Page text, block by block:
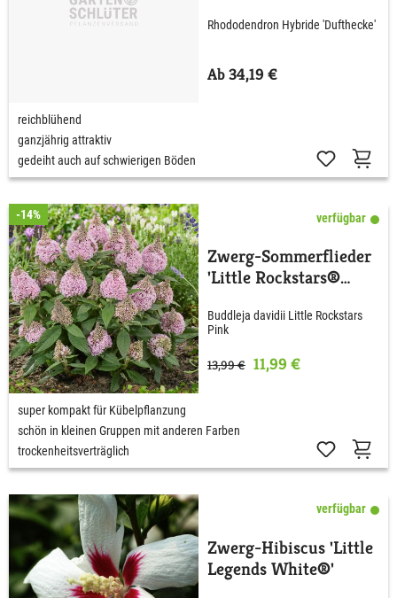
Rhododendron Hybride 'Dufthecke'
Ab 34,19 €
reichblühend
ganzjährig attraktiv
gedeiht auch auf schwierigen Böden
-14% verfügbar
Zwerg-Sommerflieder
'Little Rockstars®
Buddleja davidii Little Rockstars
Pink
13,99 € 11,99 €
super kompakt für Kübelpflanzung
schön in kleinen Gruppen mit anderen Farben
trockenheitsverträglich
verfügbar
Zwerg-Hibiscus 'Little
Legends White®'